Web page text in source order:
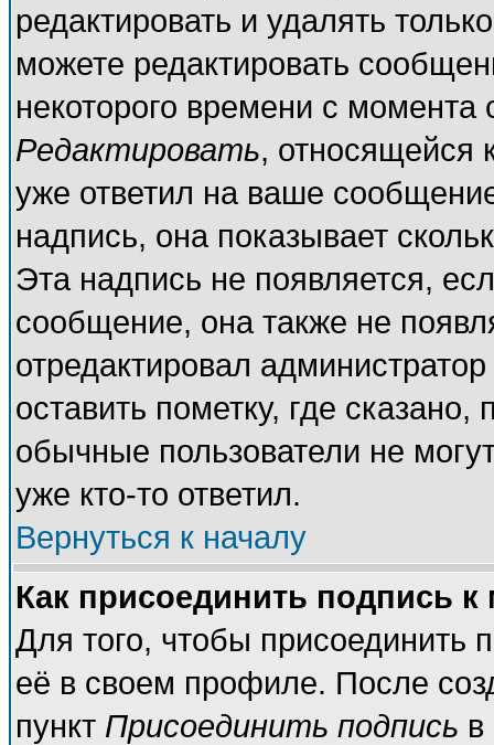
редактировать и удалять
можете редактировать
некоторого времени с
Редактировать, относящейся
уже ответил на ваше
надпись, она показывает
Эта надпись не появляется,
сообщение, она также не
отредактировал
оставить пометку, где
обычные пользователи не
уже кто-то ответил.
Вернуться к началу
Как присоединить подпись
Для того, чтобы присоединить
её в своем профиле. После
пункт Присоединить подпись